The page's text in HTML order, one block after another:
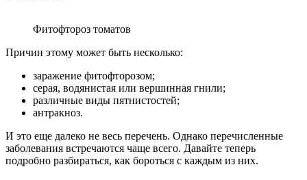
Фитофтороз томатов
Причин этому может быть несколько:
заражение фитофторозом;
серая, водянистая или вершинная гнили;
различные виды пятнистостей;
антракноз.
И это еще далеко не весь перечень. Однако перечисленные
заболевания встречаются чаще всего. Давайте теперь
подробно разбираться, как бороться с каждым из них.